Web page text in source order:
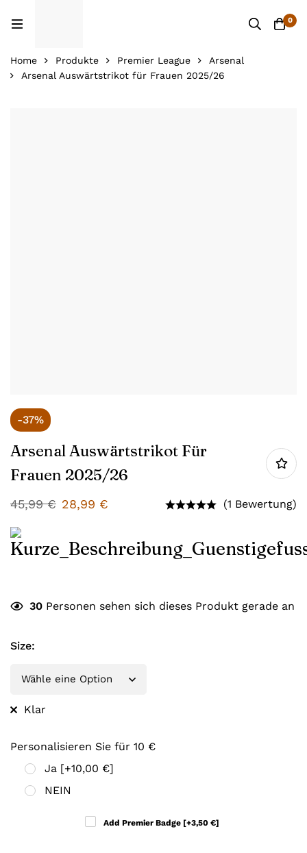
0
Home Produkte Premier League
Arsenal
Arsenal Auswärtstrikot für Frauen 2025/26
-37%
Arsenal Auswärtstrikot Für
Frauen 2025/26
45,99€ 28,99 € (1 Bewertung)
30 Personen sehen sich dieses Produkt gerade an
Size:
Klar
Personalisieren Sie für 10 €
Ja [+10,00 €]
NEIN
Add Premier Badge [+3,50 €]